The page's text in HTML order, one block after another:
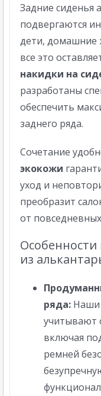
Задние сиденья
подвергаются
дети, домашние
все это
накидки на
разработаны
обеспечить
заднего ряда.
Сочетание
экокожи
уход и
преобразит
от
из
ряда:Наши
учитывают
включая
ремней